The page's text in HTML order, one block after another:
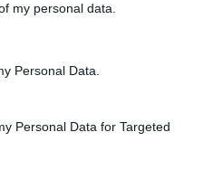
my personal data.
Personal Data.
Personal Data for Targeted